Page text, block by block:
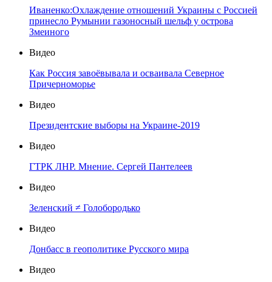
Иваненко:Охлаждение отношений Украины с Россией
принесло Румынии газоносный шельф у острова
Змеиного
Видео
Как Россия завоёвывала и осваивала Северное
Причерноморье
Видео
Президентские выборы на Украине-2019
Видео
ГТРК ЛНР. Мнение. Сергей Пантелеев
Видео
Зеленский ≠ Голобородько
Видео
Донбасс в геополитике Русского мира
Видео